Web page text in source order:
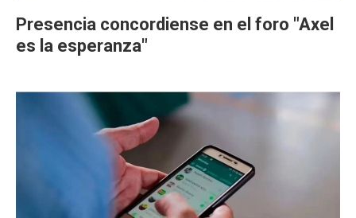
Presencia concordiense en el foro "Axel
es la esperanza"